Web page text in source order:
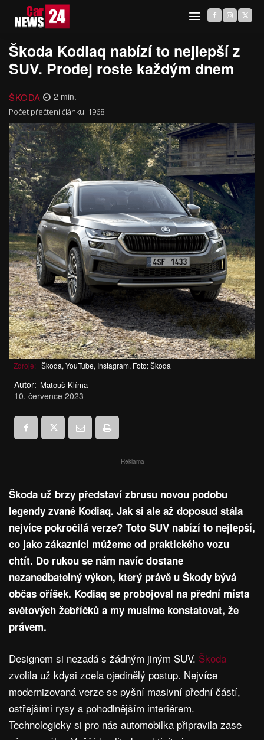
Škoda Kodiaq nabízí to nejlepší z
SUV. Prodej roste každým dnem
ŠKODA 2 min.
Počet přečtení článku: 1968
Zdroje: Škoda, YouTube, Instagram, Foto: Škoda
Autor: Matouš Klíma
10. července 2023
Reklama
Škoda už brzy představí zbrusu novou podobu
legendy zvané Kodiaq. Jak si ale až doposud stála
nejvíce pokročilá verze? Toto SUV nabízí to nejlepší,
co jako zákazníci můžeme od praktického vozu
chtít. Do rukou se nám navíc dostane
nezanedbatelný výkon, který právě u Škody bývá
občas oříšek. Kodiaq se probojoval na přední místa
světových žebříčků a my musíme konstatovat, že
právem.
Designem si nezadá s žádným jiným SUV. Škoda
zvolila už kdysi zcela ojedinělý postup. Nejvíce
modernizovaná verze se pyšní masivní přední částí,
ostřejšími rysy a pohodlnějším interiérem.
Technologicky si pro nás automobilka připravila zase